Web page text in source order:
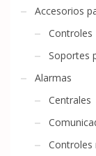
Accesorios
Controles
Soportes
Alarmas
Centrales